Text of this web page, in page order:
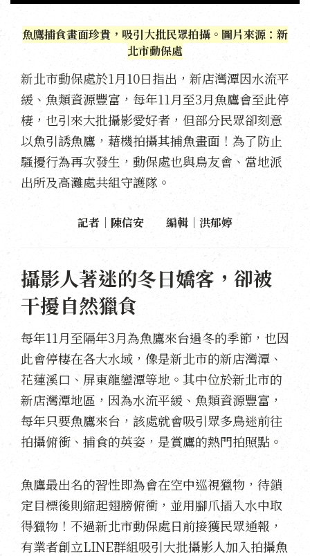
魚鷹捕食畫面珍貴，吸引大批民眾拍攝。圖片來源：新
北市動保處
新北市動保處於1月10日指出，新店灣潭因水流平
緩、魚類資源豐富，每年11月至3月魚鷹會至此停
棲，也引來大批攝影愛好者，但部分民眾卻刻意
以魚引誘魚鷹，藉機拍攝其捕魚畫面！為了防止
騷擾行為再次發生，動保處也與鳥友會、當地派
出所及高灘處共組守護隊。
記者｜陳信安 編輯｜洪郁婷
攝影人著迷的冬日嬌客，卻被
干擾自然獵食
每年11月至隔年3月為魚鷹來台過冬的季節，也因
此會停棲在各大水域，像是新北市的新店灣潭、
花蓮溪口、屏東龍鑾潭等地。其中位於新北市的
新店灣潭地區，因為水流平緩、魚類資源豐富，
每年只要魚鷹來台，該處就會吸引眾多鳥迷前往
拍攝俯衝、捕食的英姿，是賞鷹的熱門拍照點。
魚鷹最出名的習性即為會在空中巡視獵物，待鎖
定目標後則縮起翅膀俯衝，並用腳爪插入水中取
得獵物！不過新北市動保處日前接獲民眾通報，
有業者創立LINE群組吸引大批攝影人加入拍攝魚